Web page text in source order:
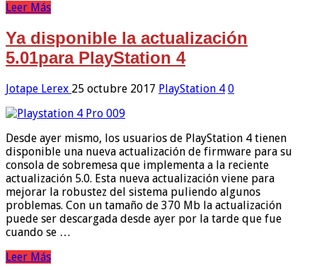
Leer Más
Ya disponible la actualización
5.01para PlayStation 4
Jotape Lerex 25 octubre 2017 PlayStation 4 0
Desde ayer mismo, los usuarios de PlayStation 4 tienen
disponible una nueva actualización de firmware para su
consola de sobremesa que implementa a la reciente
actualización 5.0. Esta nueva actualización viene para
mejorar la robustez del sistema puliendo algunos
problemas. Con un tamaño de 370 Mb la actualización
puede ser descargada desde ayer por la tarde que fue
cuando se …
Leer Más